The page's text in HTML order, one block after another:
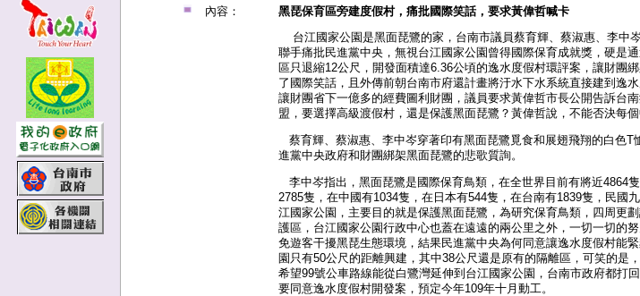
內容：
黑琵保育區旁建度假村，痛批國際笑話，要求黃偉哲喊卡
台江國家公園是黑面琵鷺的家，台南市議員蔡育輝、蔡淑惠、李中
聯手痛批民進黨中央，無視台江國家公園曾得國際保育成就獎，硬是
區只退縮12公尺，開發面積達6.36公頃的逸水度假村環評案，讓財團
了國際笑話，且外傳前朝台南市府還計畫將汙水下水系統直接建到逸水
讓財團省下一億多的經費圖利財團，議員要求黃偉哲市長公開告訴台
盟，要選擇高級渡假村，還是保護黑面琵鷺？黃偉哲說，不能否決每個
蔡育輝、蔡淑惠、李中岑穿著印有黑面琵鷺覓食和展翅飛翔的白色T
進黨中央政府和財團綁架黑面琵鷺的悲歌質詢。
李中岑指出，黑面琵鷺是國際保育鳥類，在全世界目前有將近4864
2785隻，在中國有1034隻，在日本有544隻，在台南有1839隻，民國
江國家公園，主要目的就是保護黑面琵鷺，為研究保育鳥類，四周更
護區，台江國家公園行政中心也蓋在遠遠的兩公里之外，一切一切的
免遊客干擾黑琵生態環境，結果民進黨中央為何同意讓逸水度假村能
園只有50公尺的距離興建，其中38公尺還是原有的隔離區，可笑的是
希望99號公車路線能從白鷺灣延伸到台江國家公園，台南市政府都打
要同意逸水度假村開發案，預定今年109年十月動工。